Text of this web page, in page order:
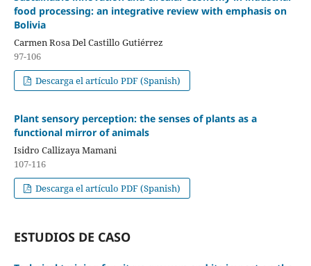
food processing: an integrative review with emphasis on
Bolivia
Carmen Rosa Del Castillo Gutiérrez
97-106
Descarga el artículo PDF (Spanish)
Plant sensory perception: the senses of plants as a
functional mirror of animals
Isidro Callizaya Mamani
107-116
Descarga el artículo PDF (Spanish)
ESTUDIOS DE CASO